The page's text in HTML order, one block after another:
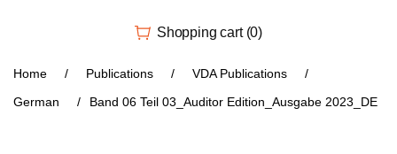
Shopping cart (0)
Home / Publications / VDA Publications
/
German
/ Band 06 Teil 03_Auditor Edition_Ausgabe 2023_DE